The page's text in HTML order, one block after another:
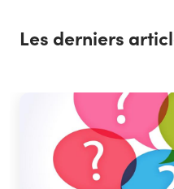
Les derniers